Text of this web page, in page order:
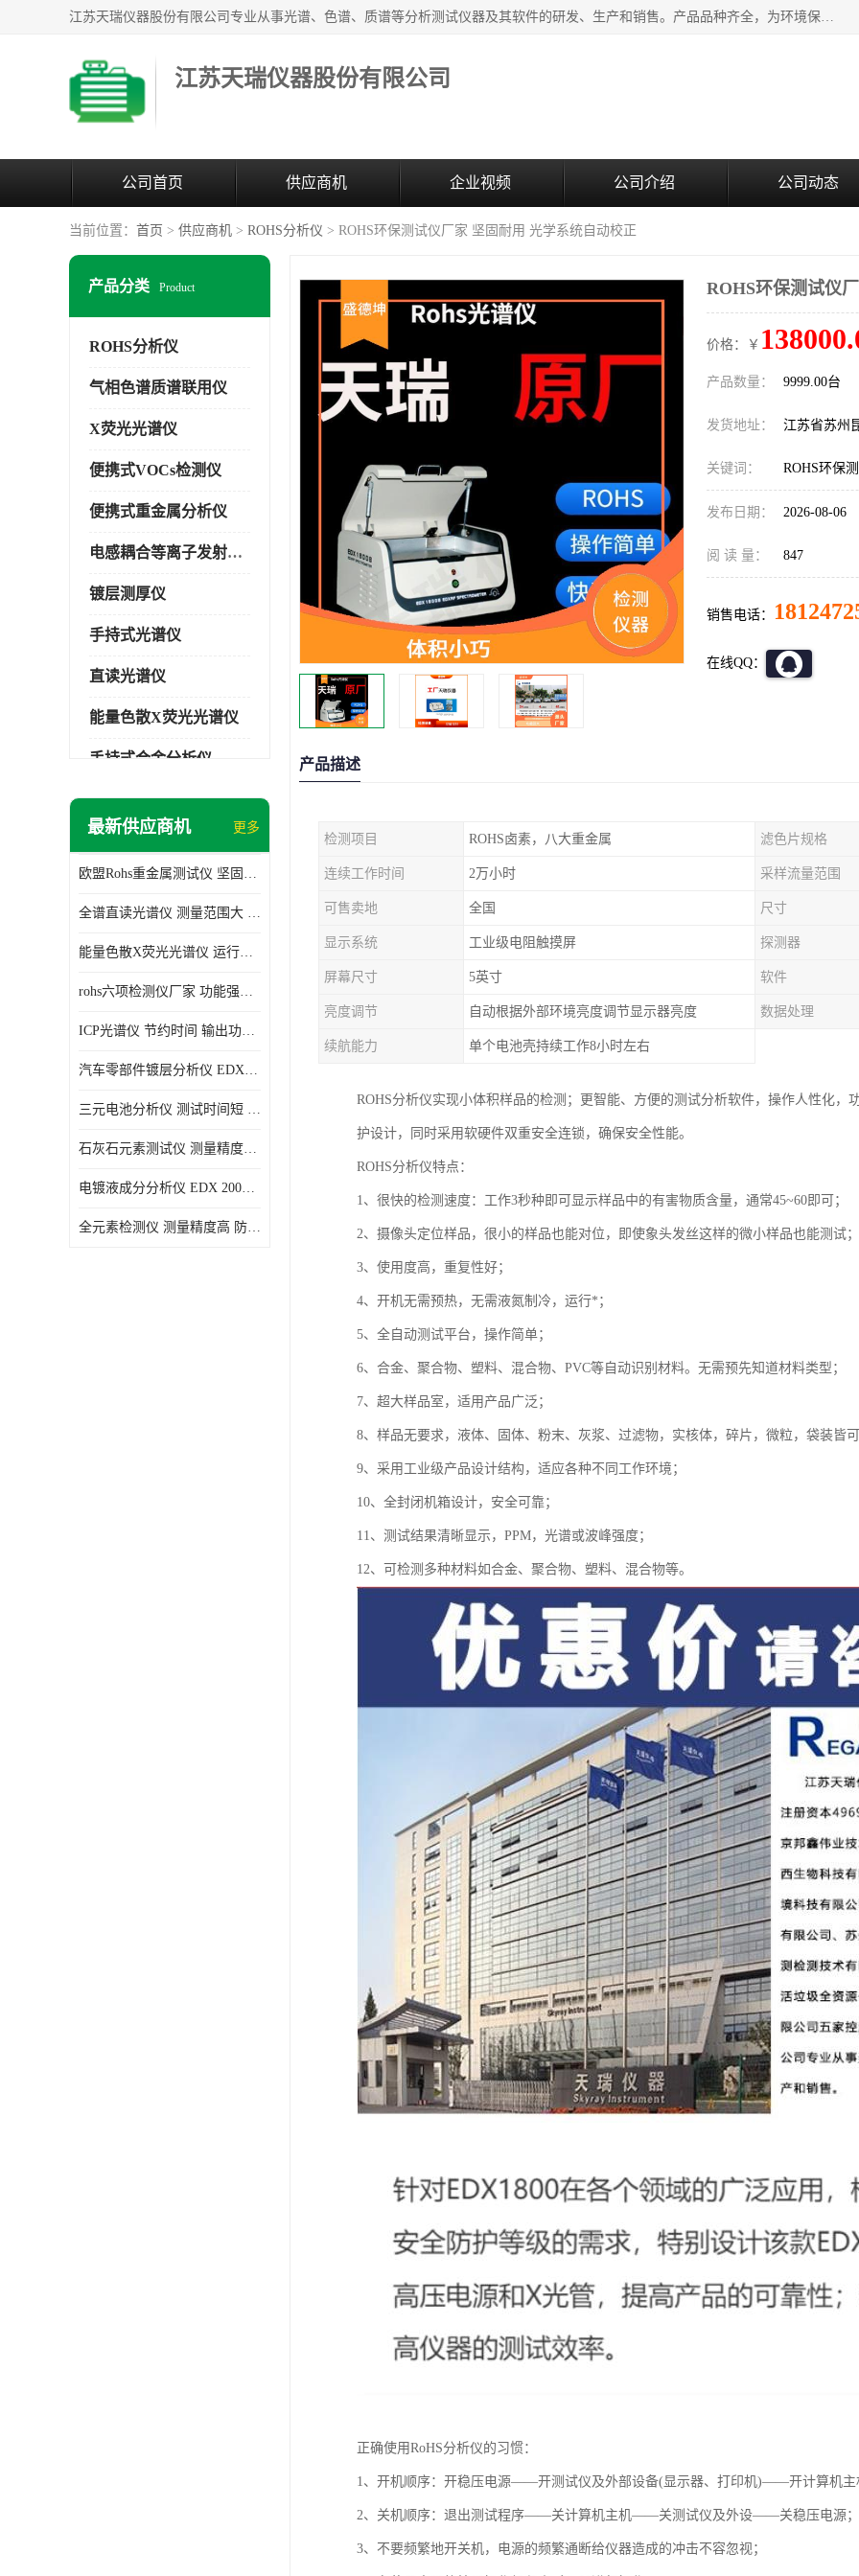
江苏天瑞仪器股份有限公司专业从事光谱、色谱、质谱等分析测试仪器及其软件的研发、生产和销售。产品品种齐全，为环境保护与安全、工业测试与分析及其它领域提供专业解决方案。 为客户提供更加先进的产品和更加满意的服务。
江苏天瑞仪器股份有限公司
公司首页 供应商机 企业视频 公司介绍 公司动态
当前位置： 首页 > 供应商机 > ROHS分析仪 > ROHS环保测试仪厂家 坚固耐用 光学系统自动校正
产品分类 Product
ROHS分析仪
气相色谱质谱联用仪
X荧光光谱仪
便携式VOCs检测仪
便携式重金属分析仪
电感耦合等离子发射光谱仪
镀层测厚仪
手持式光谱仪
直读光谱仪
能量色散X荧光光谱仪
手持式合金分析仪
手持式矿石分析仪
光电直读光谱仪
便携式水质重金属检测仪
最新供应商机 更多
欧盟Rohs重金属测试仪 坚固耐用 测试结果清晰显示
全谱直读光谱仪 测量范围大 抗干扰性能好
能量色散X荧光光谱仪 运行稳定性高 方便样品的测量
rohs六项检测仪厂家 功能强大 可直接分析
ICP光谱仪 节约时间 输出功率稳定
汽车零部件镀层分析仪 EDX600PLUS 自动谱线识别
三元电池分析仪 测试时间短 体积小 方便便携
石灰石元素测试仪 测量精度高 测量方便 快捷
电镀液成分分析仪 EDX 2000A 测量 穿透力强
全元素检测仪 测量精度高 防尘 防水性能好
ROHS环保测试仪
价格：￥
产品数量： 9999.00台
发货地址： 江苏省苏州
关键词： ROHS环保
发布日期： 2026-08-06
阅 读 量： 847
销售电话：
在线QQ：
产品描述
检测项目 ROHS卤素，八大重金属 滤色片规格
连续工作时间 2万小时 采样流量范围
可售卖地 全国 尺寸
显示系统 工业级电阻触摸屏 探测器
屏幕尺寸 5英寸 软件
亮度调节 自动根据外部环境亮度调节显示器亮度 数据处理
续航能力 单个电池壳持续工作8小时左右
ROHS分析仪实现小体积样品的检测；更智能、方便的测试分析软件，操作人性化，
护设计，同时采用软硬件双重安全连锁，确保安全性能。
ROHS分析仪特点：
1、很快的检测速度：工作3秒种即可显示样品中的有害物质含量，通常45~60即可；
2、摄像头定位样品，很小的样品也能对位，即使象头发丝这样的微小样品也能测试；
3、使用度高，重复性好；
4、开机无需预热，无需液氮制冷，运行*；
5、全自动测试平台，操作简单；
6、合金、聚合物、塑料、混合物、PVC等自动识别材料。无需预先知道材料类型；
7、超大样品室，适用产品广泛；
8、样品无要求，液体、固体、粉末、灰浆、过滤物，实核体，碎片，微粒，袋装皆
9、采用工业级产品设计结构，适应各种不同工作环境；
10、全封闭机箱设计，安全可靠；
11、测试结果清晰显示，PPM，光谱或波峰强度；
12、可检测多种材料如合金、聚合物、塑料、混合物等。
正确使用RoHS分析仪的习惯：
1、开机顺序：开稳压电源——开测试仪及外部设备(显示器、打印机)——开计算机主
2、关机顺序：退出测试程序——关计算机主机——关测试仪及外设——关稳压电源
3、不要频繁地开关机，电源的频繁通断给仪器造成的冲击不容忽视；